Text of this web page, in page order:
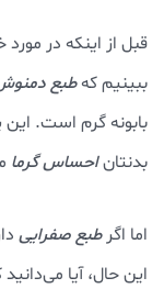
قبل از اینکه در
ببینیم کهطبع
بابونه گرم است.
بدنتاناحساس گرما
اما اگر طبع صفرایی
این حال، آیا